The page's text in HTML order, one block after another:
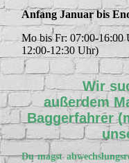
Anfang Januar bis
Mo bis Fr: 07:00-16:00
12:00-12:30
Wir
außerdem
Baggerfahrer
Du magst